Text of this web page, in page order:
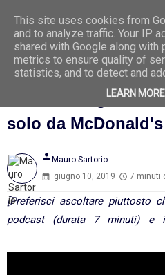
Come dimagrire in
solo da McDonald's
person Mauro Sartorio
giugno 10, 2019
7 minuti
[Preferisci ascoltare piuttosto
podcast (durata 7 minuti) e
This site uses cookies from
and to analyze traffic. Your IP
shared with Google along with
metrics to ensure quality of
statistics, and to detect and
LEARN MORE